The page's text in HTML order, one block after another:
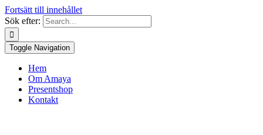
Fortsätt till innehållet
Sök efter:
Toggle Navigation
Hem
Om Amaya
Presentshop
Kontakt